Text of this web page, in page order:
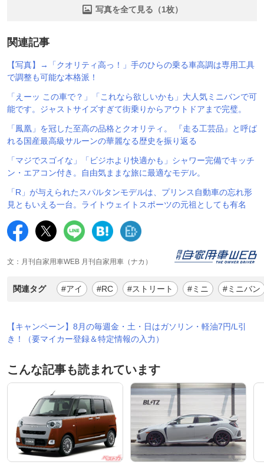
写真を全て見る（1枚）
関連記事
【写真】→「クオリティ高っ！」手のひらの乗る車高調は専用工具
で調整も可能な本格派！
「えーッ この車で？」「これなら欲しいかも」大人気ミニバンで可
能です。ジャストサイズすぎて街乗りからアウトドアまで完璧。
「鳳凰」を冠した至高の品格とクオリティ。 『走る工芸品』と呼ば
れる国産最高級サルーンの華麗なる歴史を振り返る
「マジでスゴイな」「ビジホより快適かも」シャワー完備でキッチ
ン・エアコン付き。自由気ままな旅に最適なモデル。
「R」が与えられたスパルタンモデルは、プリンス自動車の忘れ形
見ともいえる一台。ライトウェイトスポーツの元祖としても有名
文：月刊自家用車WEB 月刊自家用車（ナカ）
関連タグ #アイ #RC #ストリート #ミニ #ミニバン
【キャンペーン】8月の毎週金・土・日はガソリン・軽油7円/L引
き！（要マイカー登録＆特定情報の入力）
こんな記事も読まれています